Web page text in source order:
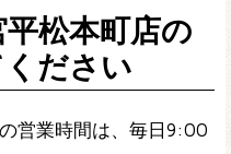
松本町店の
ださい
営業時間は、毎日9:00